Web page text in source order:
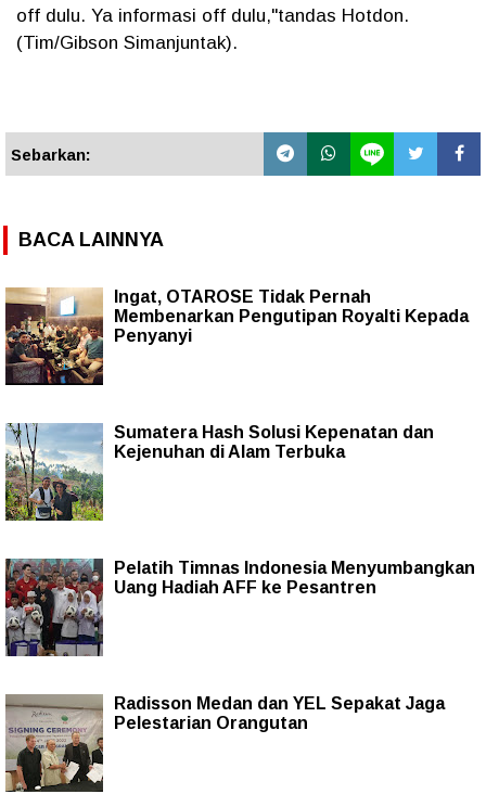
off dulu. Ya informasi off dulu,"tandas Hotdon.
(Tim/Gibson Simanjuntak).
Sebarkan:
BACA LAINNYA
Ingat, OTAROSE Tidak Pernah
Membenarkan Pengutipan Royalti Kepada
Penyanyi
Sumatera Hash Solusi Kepenatan dan
Kejenuhan di Alam Terbuka
Pelatih Timnas Indonesia Menyumbangkan
Uang Hadiah AFF ke Pesantren
Radisson Medan dan YEL Sepakat Jaga
Pelestarian Orangutan